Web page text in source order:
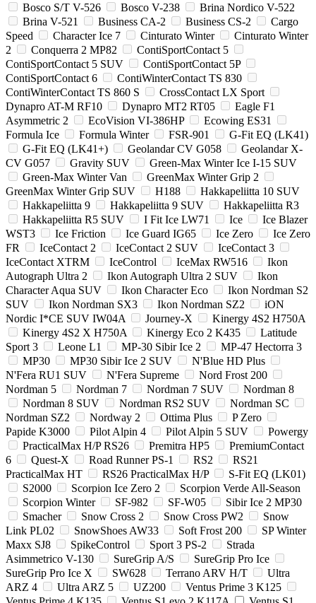
Bosco S/T V-526
Bosco V-238
Brina Nordico V-522
Brina V-521
Business CA-2 Business CS-2
Cargo
Speed
Character Ice 7 Cinturato Winter
Cinturato Winter
2
Conquerra 2 MP82
ContiSportContact 5
ContiSportContact 5 SUV
ContiSportContact 5P
ContiSportContact 6
ContiWinterContact TS 830
ContiWinterContact TS 860 S
CrossContact LX Sport
Dynapro AT-M RF10
Dynapro MT2 RT05
Eagle F1
Asymmetric 2
EcoVision VI-386HP
Ecowing ES31
Formula Ice
Formula Winter FSR-901
G-Fit EQ (LK41)
G-Fit EQ (LK41+)
Geolandar CV G058
Geolandar X-
CV G057
Gravity SUV
Green-Max Winter Ice I-15 SUV
Green-Max Winter Van
GreenMax Winter Grip 2
GreenMax Winter Grip SUV
H188
Hakkapeliitta 10 SUV
Hakkapeliitta 9
Hakkapeliitta 9 SUV
Hakkapeliitta R3
Hakkapeliitta R5 SUV
I Fit Ice LW71 Ice
Ice Blazer
WST3
Ice Friction Ice Guard IG65 Ice Zero
Ice Zero
FR
IceContact 2 IceContact 2 SUV
IceContact 3
IceContact XTRM
IceControl IceMax RW516
Ikon
Autograph Ultra 2
Ikon Autograph Ultra 2 SUV
Ikon
Character Aqua SUV
Ikon Character Eco
Ikon Nordman S2
SUV
Ikon Nordman SX3 Ikon Nordman SZ2
iON
Nordic I*CE SUV IW04A
Journey-X
Kinergy 4S2 H750A
Kinergy 4S2 X H750A
Kinergy Eco 2 K435
Latitude
Sport 3
Leone L1 MP-30 Sibir Ice 2
MP-47 Hectorra 3
MP30
MP30 Sibir Ice 2 SUV
N'Blue HD Plus
N'Fera RU1 SUV
N'Fera Supreme
Nord Frost 200
Nordman 5
Nordman 7 Nordman 7 SUV
Nordman 8
Nordman 8 SUV
Nordman RS2 SUV
Nordman SC
Nordman SZ2
Nordway 2 Ottima Plus
P Zero
Papide K3000
Pilot Alpin 4 Pilot Alpin 5 SUV
Powergy
PracticalMax H/P RS26
Premitra HP5
PremiumContact
6
Quest-X Road Runner PS-1 RS2
RS21
PracticalMax HT
RS26 PracticalMax H/P
S-Fit EQ (LK01)
S2000
Scorpion Ice Zero 2
Scorpion Verde All-Season
Scorpion Winter
SF-982 SF-W05
Sibir Ice 2 MP30
Smacher
Snow Cross 2 Snow Cross PW2
Snow
Link PL02
SnowShoes AW33 Soft Frost 200
SP Winter
Maxx SJ8
SpikeControl Sport 3 PS-2
Strada
Asimmetrico V-130
SureGrip A/S
SureGrip Pro Ice
SureGrip Pro Ice X
SW628 Terrano ARV H/T
Ultra
ARZ 4
Ultra ARZ 5 UZ200
Ventus Prime 3 K125